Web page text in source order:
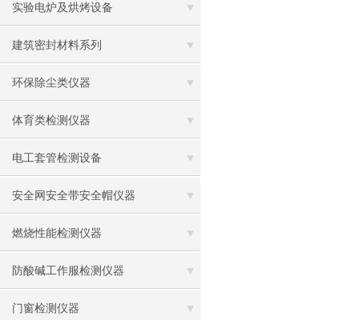
实验电炉及烘烤设备
建筑密封材料系列
环保除尘类仪器
体育类检测仪器
电工套管检测设备
安全网安全带安全帽仪器
燃烧性能检测仪器
防酸碱工作服检测仪器
门窗检测仪器